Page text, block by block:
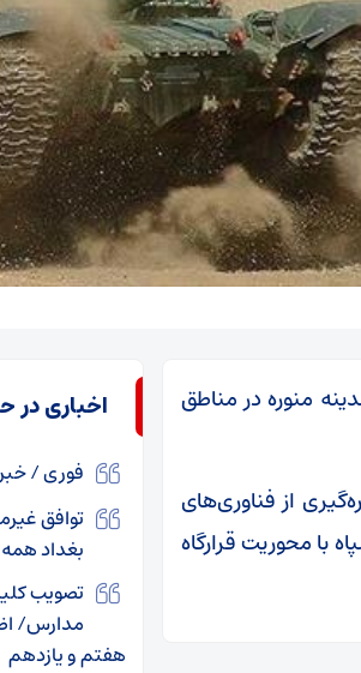
منوره در مناطق
از فناوری‌های
با محوریت قرارگاه
اخباری
فوری /
توافق
بغداد
تصویب
هفتم و یازدهم